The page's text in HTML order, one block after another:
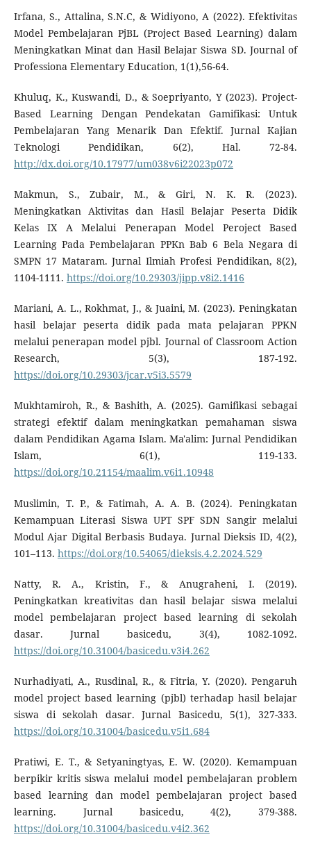
Irfana, S., Attalina, S.N.C, & Widiyono, A (2022). Efektivitas
Model Pembelajaran PjBL (Project Based Learning) dalam
Meningkatkan Minat dan Hasil Belajar Siswa SD. Journal of
Professiona Elementary Education, 1(1),56-64.
Khuluq, K., Kuswandi, D., & Soepriyanto, Y (2023). Project-
Based Learning Dengan Pendekatan Gamifikasi: Untuk
Pembelajaran Yang Menarik Dan Efektif. Jurnal Kajian
Teknologi Pendidikan, 6(2), Hal. 72-84.
http://dx.doi.org/10.17977/um038v6i22023p072
Makmun, S., Zubair, M., & Giri, N. K. R. (2023).
Meningkatkan Aktivitas dan Hasil Belajar Peserta Didik
Kelas IX A Melalui Penerapan Model Peroject Based
Learning Pada Pembelajaran PPKn Bab 6 Bela Negara di
SMPN 17 Mataram. Jurnal Ilmiah Profesi Pendidikan, 8(2),
1104-1111. https://doi.org/10.29303/jipp.v8i2.1416
Mariani, A. L., Rokhmat, J., & Juaini, M. (2023). Peningkatan
hasil belajar peserta didik pada mata pelajaran PPKN
melalui penerapan model pjbl. Journal of Classroom Action
Research, 5(3), 187-192.
https://doi.org/10.29303/jcar.v5i3.5579
Mukhtamiroh, R., & Bashith, A. (2025). Gamifikasi sebagai
strategi efektif dalam meningkatkan pemahaman siswa
dalam Pendidikan Agama Islam. Ma'alim: Jurnal Pendidikan
Islam, 6(1), 119-133.
https://doi.org/10.21154/maalim.v6i1.10948
Muslimin, T. P., & Fatimah, A. A. B. (2024). Peningkatan
Kemampuan Literasi Siswa UPT SPF SDN Sangir melalui
Modul Ajar Digital Berbasis Budaya. Jurnal Dieksis ID, 4(2),
101–113. https://doi.org/10.54065/dieksis.4.2.2024.529
Natty, R. A., Kristin, F., & Anugraheni, I. (2019).
Peningkatkan kreativitas dan hasil belajar siswa melalui
model pembelajaran project based learning di sekolah
dasar. Jurnal basicedu, 3(4), 1082-1092.
https://doi.org/10.31004/basicedu.v3i4.262
Nurhadiyati, A., Rusdinal, R., & Fitria, Y. (2020). Pengaruh
model project based learning (pjbl) terhadap hasil belajar
siswa di sekolah dasar. Jurnal Basicedu, 5(1), 327-333.
https://doi.org/10.31004/basicedu.v5i1.684
Pratiwi, E. T., & Setyaningtyas, E. W. (2020). Kemampuan
berpikir kritis siswa melalui model pembelajaran problem
based learning dan model pembelajaran project based
learning. Jurnal basicedu, 4(2), 379-388.
https://doi.org/10.31004/basicedu.v4i2.362